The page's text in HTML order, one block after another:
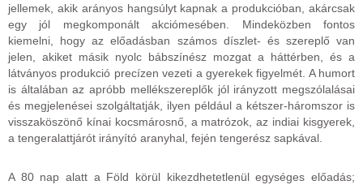
jellemek, akik arányos hangsúlyt kapnak a produkcióban, akárcsak
egy jól megkomponált akciómesében. Mindeközben fontos
kiemelni, hogy az előadásban számos díszlet- és szereplő van
jelen, akiket másik nyolc bábszínész mozgat a háttérben, és a
látványos produkció precízen vezeti a gyerekek figyelmét. A humort
is általában az apróbb mellékszereplők jól irányzott megszólalásai
és megjelenései szolgáltatják, ilyen például a kétszer-háromszor is
visszaköszönő kínai kocsmárosnő, a matrózok, az indiai kisgyerek,
a tengeralattjárót irányító aranyhal, fején tengerész sapkával.
A 80 nap alatt a Föld körül kikezdhetetlenül egységes előadás;